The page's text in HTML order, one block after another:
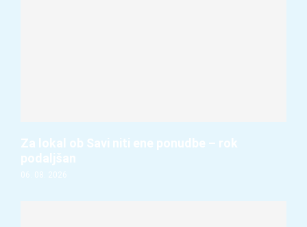
Za lokal ob Savi niti ene ponudbe – rok
podaljšan
06. 08. 2026